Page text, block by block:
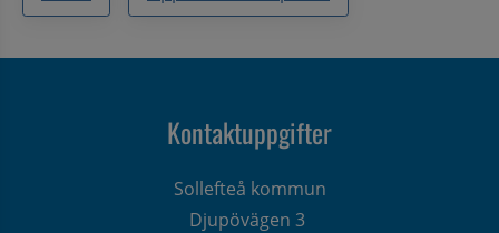
Kontaktuppgifter
Sollefteå kommun
Djupövägen 3